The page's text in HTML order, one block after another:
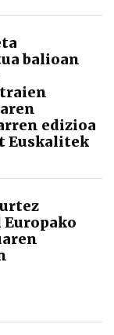
balioan
edizioa
Euskalitek
Europako